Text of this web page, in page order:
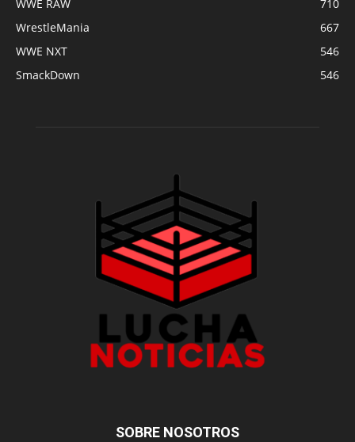
WWE RAW
710
WrestleMania
667
WWE NXT
546
SmackDown
546
SOBRE NOSOTROS